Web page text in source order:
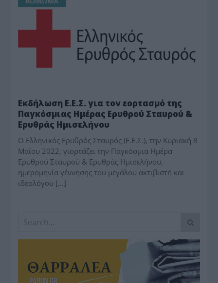
Εκδήλωση Ε.Ε.Σ. για τον εορτασμό της
Παγκόσμιας Ημέρας Ερυθρού Σταυρού &
Ερυθράς Ημισελήνου
Ο Ελληνικός Ερυθρός Σταυρός (Ε.Ε.Σ.), την Κυριακή 8
Μαΐου 2022, γιορτάζει την Παγκόσμια Ημέρα
Ερυθρού Σταυρού & Ερυθράς Ημισελήνου,
ημερομηνία γέννησης του μεγάλου ακτιβιστή και
ιδεολόγου […]